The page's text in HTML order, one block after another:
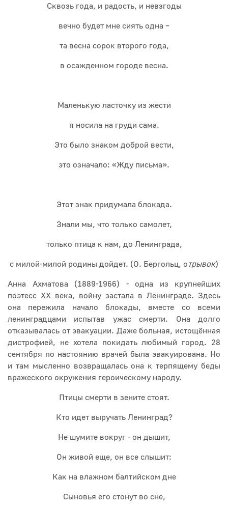
Сквозь года, и радость, и невзгоды
вечно будет мне сиять одна –
та весна сорок второго года,
в осажденном городе весна.
Маленькую ласточку из жести
я носила на груди сама.
Это было знаком доброй вести,
это означало: «Жду письма».
Этот знак придумала блокада.
Знали мы, что только самолет,
только птица к нам, до Ленинграда,
с милой-милой родины дойдет. (О. Бергольц, отрывок)
Анна Ахматова (1889-1966) - одна из крупнейших
поэтесс XX века, войну застала в Ленинграде. Здесь
она пережила начало блокады, вместе со всеми
ленинградцами испытав ужас смерти. Она долго
отказывалась от эвакуации. Даже больная, истощённая
дистрофией, не хотела покидать любимый город. 28
сентября по настоянию врачей была эвакуирована. Но
и там мысленно возвращалась она к терпящему беды
вражеского окружения героическому народу.
Птицы смерти в зените стоят.
Кто идет выручать Ленинград?
Не шумите вокруг - он дышит,
Он живой еще, он все слышит:
Как на влажном балтийском дне
Сыновья его стонут во сне,